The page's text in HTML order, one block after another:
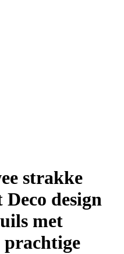
strakke
design
met
prachtige